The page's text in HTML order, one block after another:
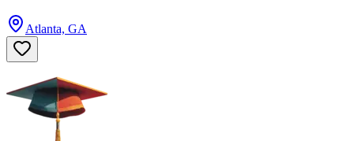
Atlanta, GA